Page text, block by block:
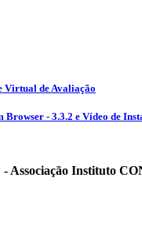
Virtual de Avaliação
- 3.3.2 e Vídeo de
Instituto